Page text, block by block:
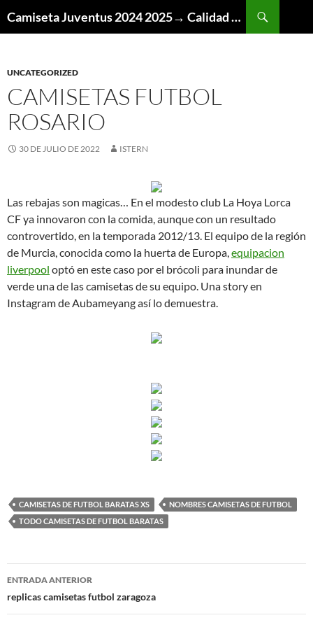
Camiseta Juventus 2024 2025→ Calidad Thai AAA
UNCATEGORIZED
CAMISETAS FUTBOL
ROSARIO
30 DE JULIO DE 2022 ISTERN
Las rebajas son magicas… En el modesto club La Hoya Lorca
CF ya innovaron con la comida, aunque con un resultado
controvertido, en la temporada 2012/13. El equipo de la región
de Murcia, conocida como la huerta de Europa,equipacion
liverpool optó en este caso por el brócoli para inundar de
verde una de las camisetas de su equipo. Una story en
Instagram de Aubameyang así lo demuestra.
CAMISETAS DE FUTBOL BARATAS XS
NOMBRES CAMISETAS DE FUTBOL
TODO CAMISETAS DE FUTBOL BARATAS
Navegación
de
ENTRADA ANTERIOR
replicas camisetas futbol zaragoza